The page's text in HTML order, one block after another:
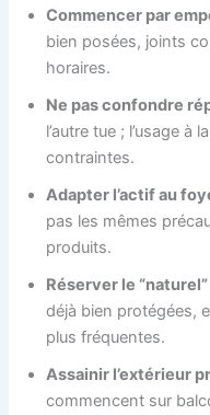
Commencer par
bien posées, joints
horaires.
Ne pas confondre
l’autre tue ; l’usage à
contraintes.
Adapter l’actif au
pas les mêmes
produits.
Réserver le
déjà bien protégées,
plus fréquentes.
Assainir l’extérieur
commencent sur